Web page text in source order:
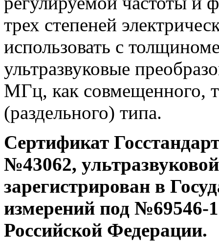
трех степеней
использовать с
ультразвуковые
МГц, как совмещенного,
(раздельного) типа.
Сертификат
№43062,
зарегистрирован в
измерений под
Российской Федерации.